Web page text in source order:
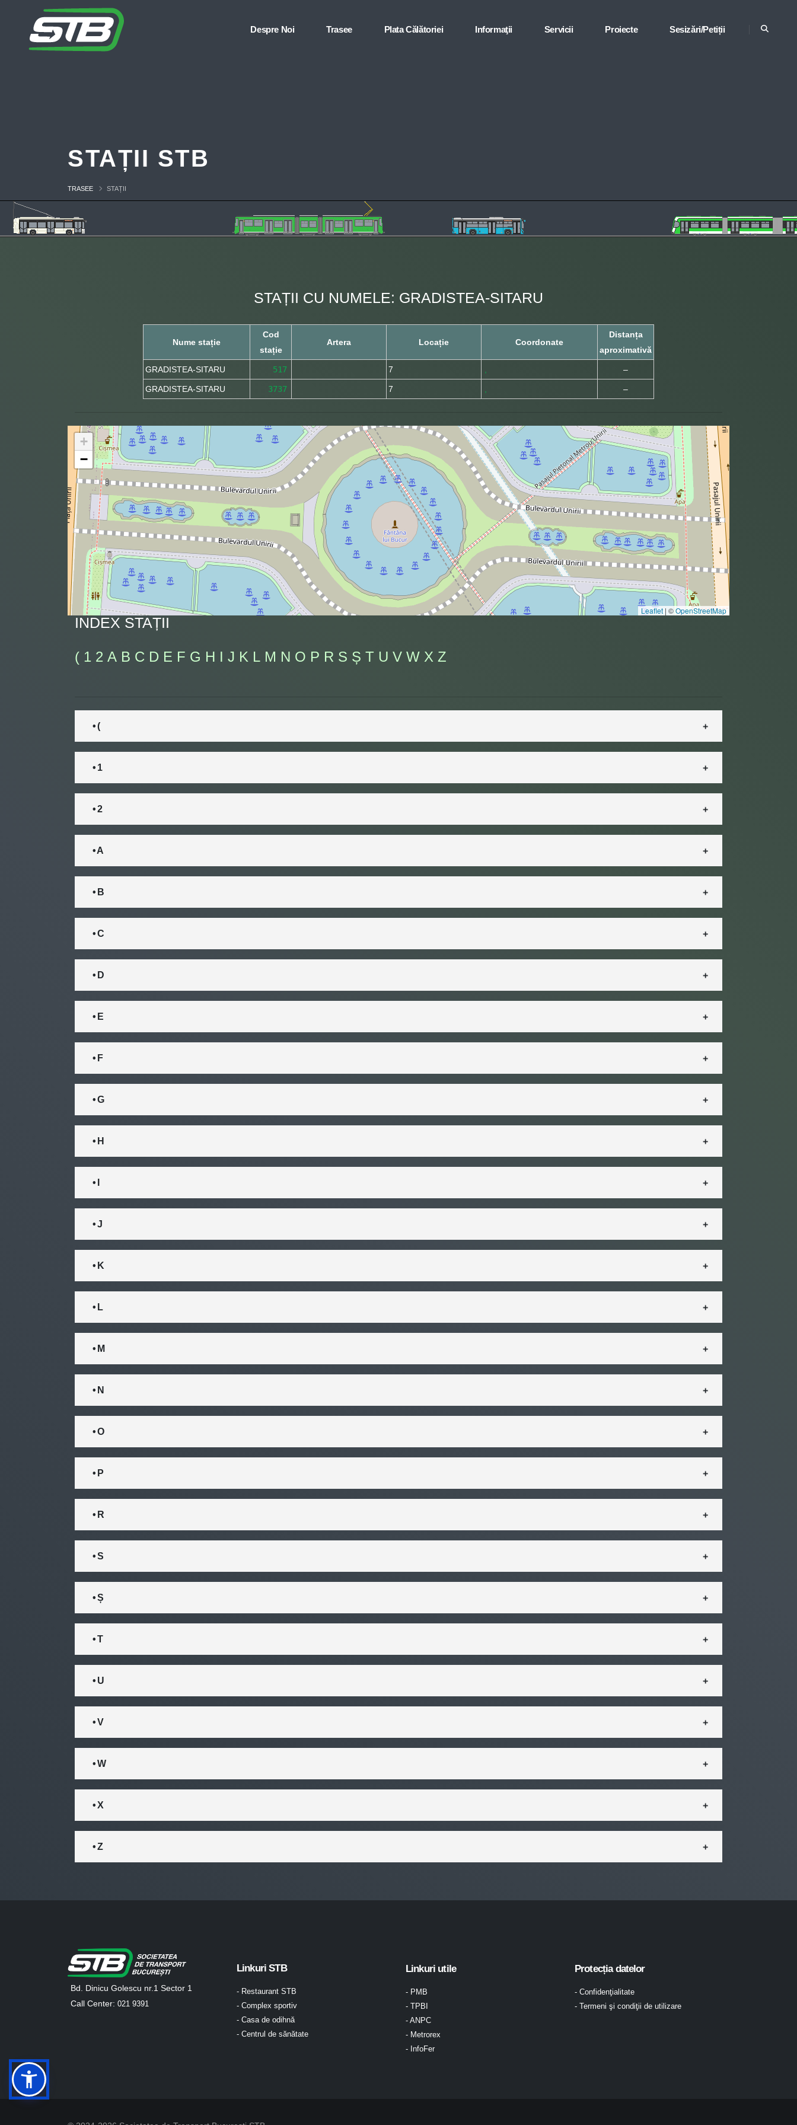
Despre Noi Trasee Plata Călătoriei Informaţii Servicii Proiecte Sesizări/Petiții
STAȚII STB
TRASEE STAȚII
STAȚII CU NUMELE: GRADISTEA-SITARU
Nume stație
Cod
stație
Artera Locație Coordonate
Distanța
aproximativă
GRADISTEA-SITARU 517 7 –
GRADISTEA-SITARU 3737 7 –
+
−
Leaflet | ©OpenStreetMap
INDEX STAȚII
( 1 2 A B C D E F G H I J K L M N O P R S Ș T U V W X Z
• (
• 1
• 2
• A
• B
• C
• D
• E
• F
• G
• H
• I
• J
• K
• L
• M
• N
• O
• P
• R
• S
• Ș
• T
• U
• V
• W
• X
• Z
Bd. Dinicu Golescu nr.1 Sector 1
Call Center: 021 9391
Linkuri STB
- Restaurant STB
- Complex sportiv
- Casa de odihnă
- Centrul de sănătate
Linkuri utile
- PMB
- TPBI
- ANPC
- Metrorex
- InfoFer
Protecția datelor
- Confidenţialitate
- Termeni şi condiţii de utilizare